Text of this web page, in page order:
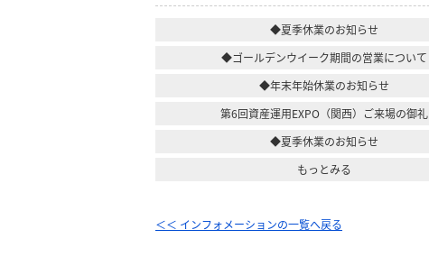
◆夏季休業のお知らせ
◆ゴールデンウイーク期間の営業について
◆年末年始休業のお知らせ
第6回資産運用EXPO（関西）ご来場の御礼
◆夏季休業のお知らせ
もっとみる
＜＜ インフォメーションの一覧へ戻る